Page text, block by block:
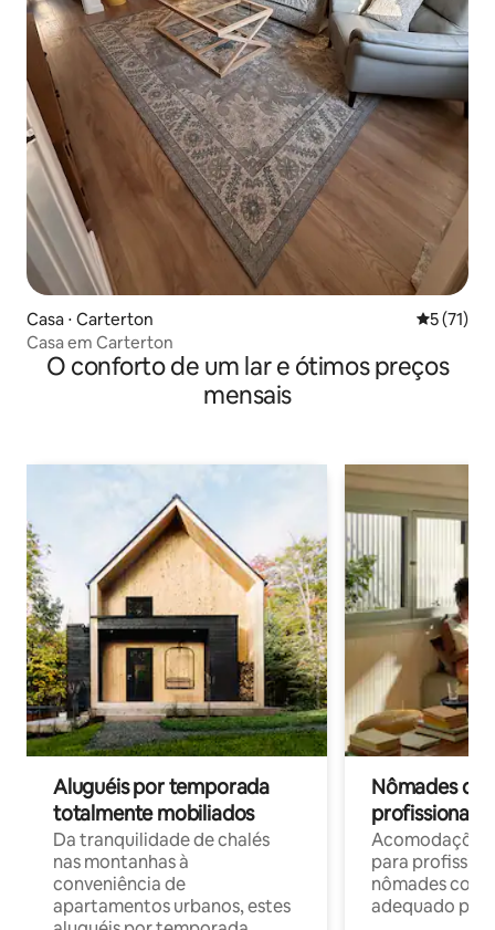
Casa ⋅ Carterton 5 de uma
5 (71)
Casa em Carterton
O conforto de um lar e ótimos preços
mensais
Aluguéis por temporada
totalmente mobiliados
Da tranquilidade de chalés
nas montanhas à
conveniência de
apartamentos urbanos, estes
Nômades
profissionais
para
nômades com
adequado